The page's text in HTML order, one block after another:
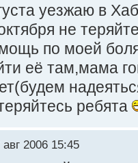
уезжаю в
не
по моей
её там,мама
ребята
2006 15:45